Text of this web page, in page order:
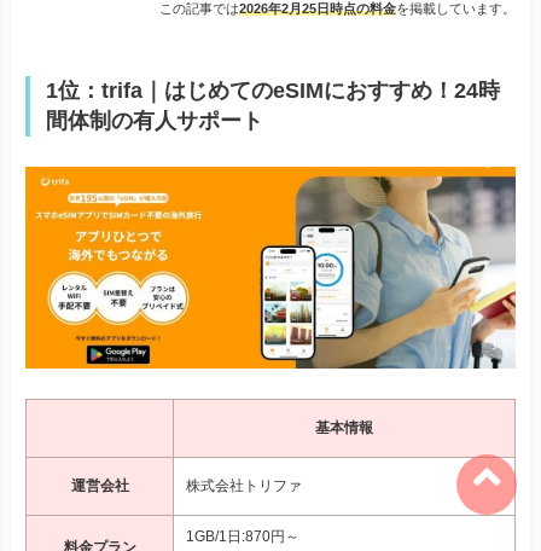
この記事では2026年2月25日時点の料金を掲載しています。
1位：trifa｜はじめてのeSIMにおすすめ！24時
間体制の有人サポート
基本情報
運営会社 株式会社トリファ
1GB/1日:870円～